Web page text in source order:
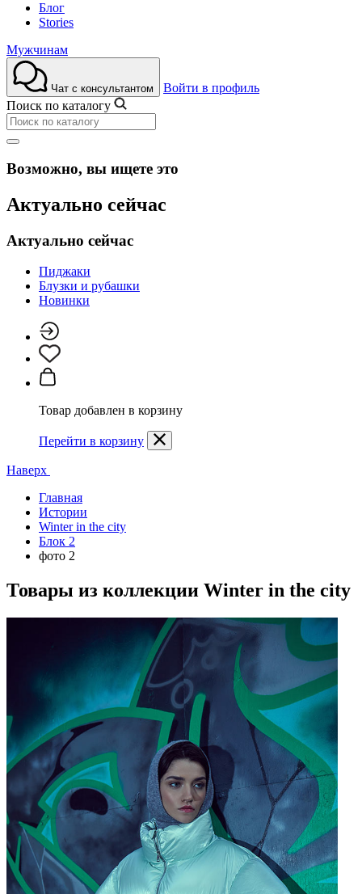
Блог
Stories
Мужчинам
Чат с консультантом
Войти в профиль
Поиск по каталогу
Возможно, вы ищете это
Актуально сейчас
Актуально сейчас
Пиджаки
Блузки и рубашки
Новинки
Товар добавлен в корзину
Перейти в корзину
Наверх
Главная
Истории
Winter in the city
Блок 2
фото 2
Товары из коллекции Winter in the city